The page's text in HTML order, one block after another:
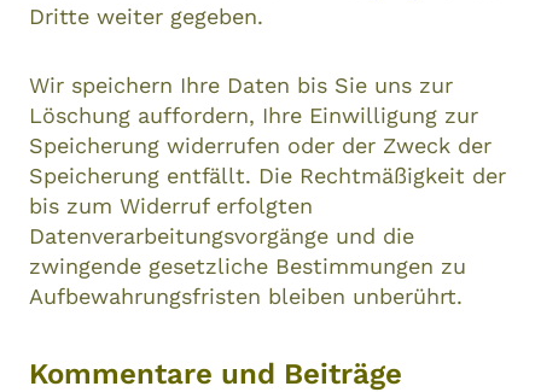
Dritte weiter gegeben.
Wir speichern Ihre Daten bis Sie uns zur
Löschung auffordern, Ihre Einwilligung zur
Speicherung widerrufen oder der Zweck der
Speicherung entfällt. Die Rechtmäßigkeit der
bis zum Widerruf erfolgten
Datenverarbeitungsvorgänge und die
zwingende gesetzliche Bestimmungen zu
Aufbewahrungsfristen bleiben unberührt.
Kommentare und Beiträge